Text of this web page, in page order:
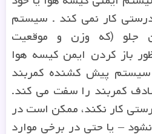
کار نمی کند . سیستم
جلو (که وزن و موقعیت
باز کردن ایمن کیسه هوا
پیش کشنده کمربند
کمربند را سفت می کند.
کار نکند، ممکن است در
– یا حتی در برخی موارد